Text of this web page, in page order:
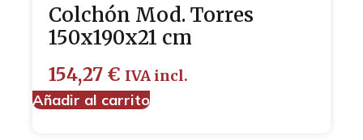
Colchón Mod. Torres
150x190x21 cm
154,27 € IVA incl.
Añadir al carrito